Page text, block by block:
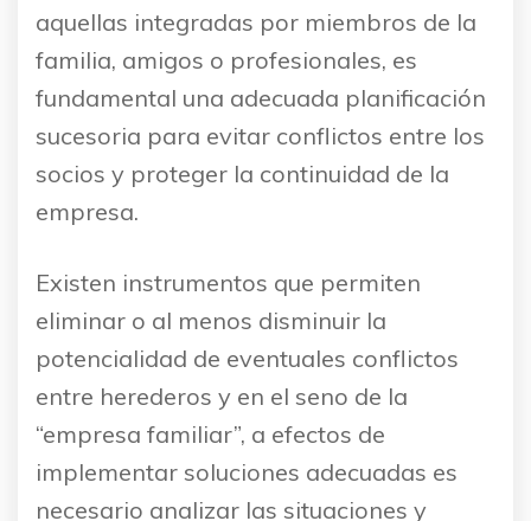
aquellas integradas por miembros de la
familia, amigos o profesionales, es
fundamental una adecuada planificación
sucesoria para evitar conflictos entre los
socios y proteger la continuidad de la
empresa.
Existen instrumentos que permiten
eliminar o al menos disminuir la
potencialidad de eventuales conflictos
entre herederos y en el seno de la
“empresa familiar”, a efectos de
implementar soluciones adecuadas es
necesario analizar las situaciones y